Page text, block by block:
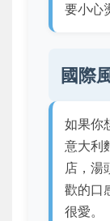
要小心
國際
如果你
意大利
店，湯
歡的口
很愛。